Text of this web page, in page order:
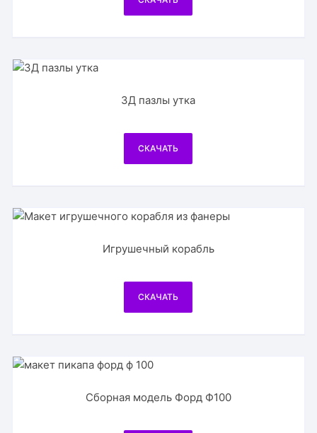
3Д пазлы утка
СКАЧАТЬ
Игрушечный корабль
СКАЧАТЬ
Сборная модель Форд Ф100